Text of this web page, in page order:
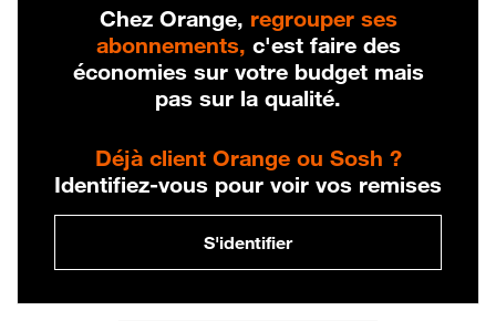
Chez Orange, regrouper ses
abonnements, c'est faire des
économies sur votre budget mais
pas sur la qualité.
Déjà client Orange ou Sosh ?
Identifiez-vous pour voir vos remises
S'identifier